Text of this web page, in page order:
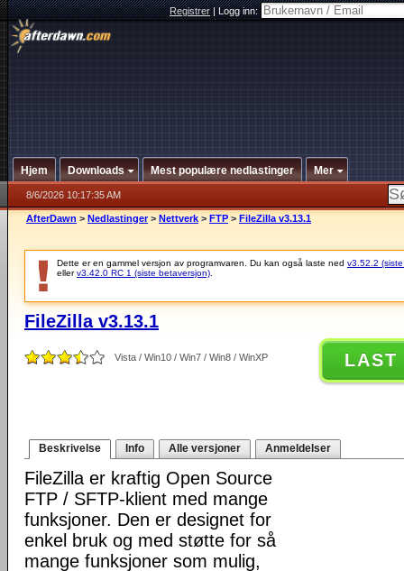
Registrer|Logg inn:
Hjem Downloads Mest populære nedlastinger Mer
8/6/2026 10:17:35 AM
AfterDawn > Nedlastinger > Nettverk > FTP > FileZilla v3.13.1
Dette er en gammel versjon av programvaren. Du kan også laste ned v3.52.2
ellerv3.42.0 RC 1 (siste betaversjon)
FileZilla v3.13.1
Vista / Win10 / Win7 / Win8 / WinXP LAST
Beskrivelse Info Alle versjoner Anmeldelser
FileZilla er kraftig Open Source
FTP / SFTP-klient med mange
funksjoner. Den er designet for
enkel bruk og med støtte for så
mange funksjoner som mulig,